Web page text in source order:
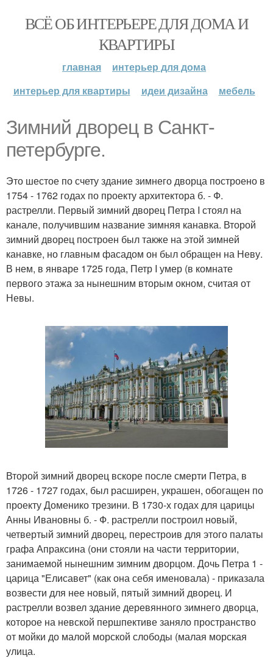
ВСЁ ОБ ИНТЕРЬЕРЕ ДЛЯ ДОМА И
КВАРТИРЫ
главная
интерьер для дома
интерьер для квартиры
идеи дизайна мебель
Зимний дворец в Санкт-
петербурге.
Это шестое по счету здание зимнего дворца построено в
1754 - 1762 годах по проекту архитектора б. - Ф.
растрелли. Первый зимний дворец Петра I стоял на
канале, получившим название зимняя канавка. Второй
зимний дворец построен был также на этой зимней
канавке, но главным фасадом он был обращен на Неву.
В нем, в январе 1725 года, Петр I умер (в комнате
первого этажа за нынешним вторым окном, считая от
Невы.
Второй зимний дворец вскоре после смерти Петра, в
1726 - 1727 годах, был расширен, украшен, обогащен по
проекту Доменико трезини. В 1730-х годах для царицы
Анны Ивановны б. - Ф. растрелли построил новый,
четвертый зимний дворец, перестроив для этого палаты
графа Апраксина (они стояли на части территории,
занимаемой нынешним зимним дворцом. Дочь Петра 1 -
царица "Елисавет" (как она себя именовала) - приказала
возвести для нее новый, пятый зимний дворец. И
растрелли возвел здание деревянного зимнего дворца,
которое на невской першпективе заняло пространство
от мойки до малой морской слободы (малая морская
улица.